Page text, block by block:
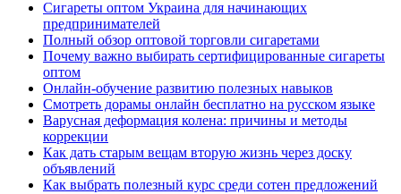
Сигареты оптом Украина для начинающих
предпринимателей
Полный обзор оптовой торговли сигаретами
Почему важно выбирать сертифицированные сигареты
оптом
Онлайн-обучение развитию полезных навыков
Смотреть дорамы онлайн бесплатно на русском языке
Варусная деформация колена: причины и методы
коррекции
Как дать старым вещам вторую жизнь через доску
объявлений
Как выбрать полезный курс среди сотен предложений